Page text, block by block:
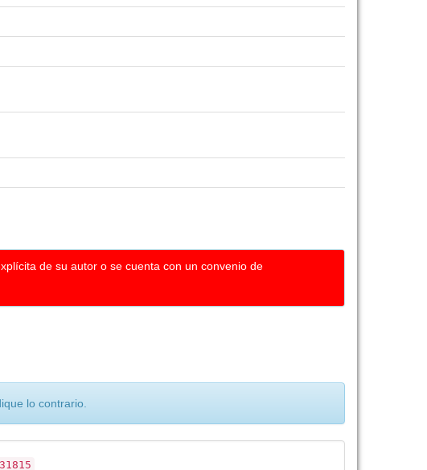
de su autor o se cuenta con un convenio de
lo contrario.